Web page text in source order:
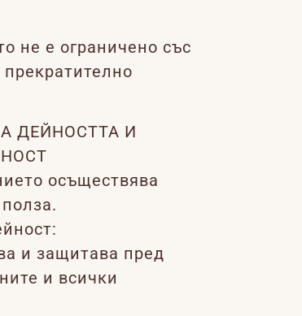
не е ограничено със
прекратително
ДЕЙНОСТТА И
осъществява
и защитава пред
и всички